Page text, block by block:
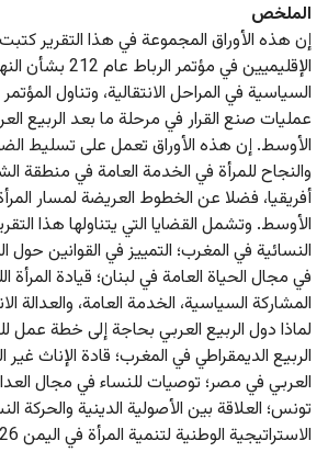
الملخص
إن هذه الأوراق المجموعة في هذا التقرير
الإقليميين في
السياسية في المراحل الانتقالية، وتناول
عمليات صنع القرار في مرحلة ما بعد الربيع
الأوسط. إن هذه الأوراق تعمل على تسليط
والنجاح للمرأة في الخدمة العامة في منطقة
أفريقيا، فضلا عن الخطوط العريضة لمسار
الأوسط. وتشمل القضايا التي يتناولها هذا
النسائية في المغرب؛ التمييز في القوانين حول
في مجال الحياة العامة في لبنان؛ قيادة المرأة
المشاركة السياسية، الخدمة العامة، والعدالة
لماذا دول الربيع العربي بحاجة إلى خطة عمل
الربيع الديمقراطي في المغرب؛ قادة الإناث
العربي في مصر؛ توصيات للنساء في مجال
تونس؛ العلاقة بين الأصولية الدينية والحركة
الاستراتيجية الوطنية لتنمية المرأة في اليمن 26-215